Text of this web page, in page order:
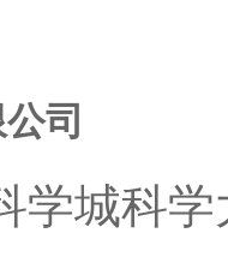
司
学城科